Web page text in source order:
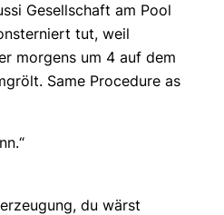
Gesellschaft am Pool
tut, weil
morgens um 4 auf dem
Same Procedure as
du wärst